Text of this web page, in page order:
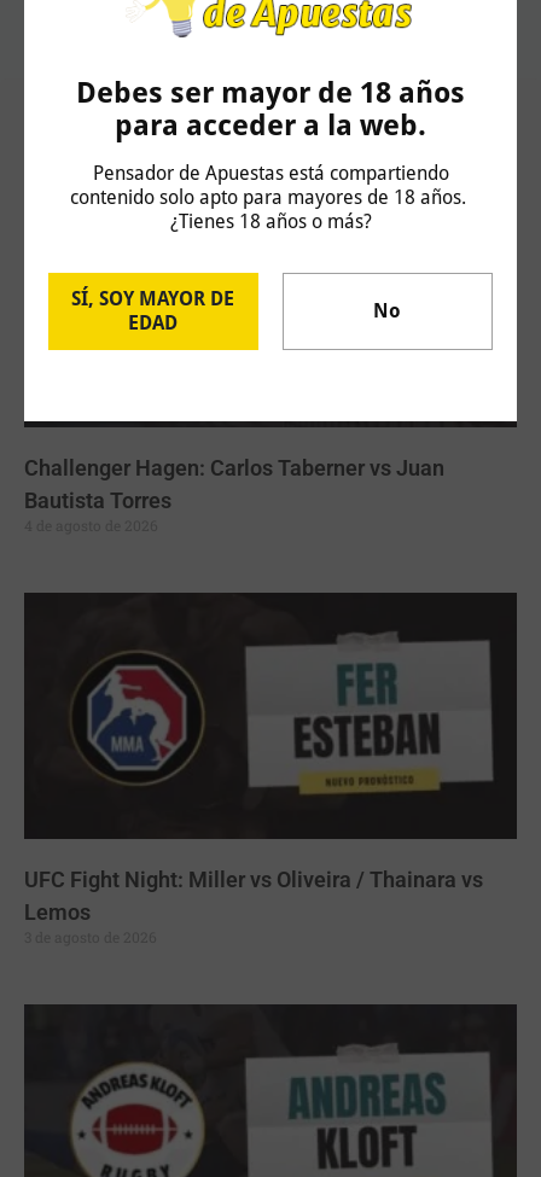
Debes ser mayor de 18 años
para acceder a la web.
Pensador de Apuestas está compartiendo
contenido solo apto para mayores de 18 años.
¿Tienes 18 años o más?
SÍ, SOY MAYOR DE
EDAD
No
Artículos Relacionados
Challenger Hagen: Carlos Taberner vs Juan
Bautista Torres
UFC Fight Night: Miller vs Oliveira / Thainara vs
Lemos